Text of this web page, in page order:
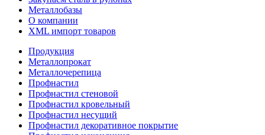
Металлобазы
О компании
XML импорт товаров
Продукция
Металлопрокат
Металлочерепица
Профнастил
Профнастил стеновой
Профнастил кровельный
Профнастил несущий
Профнастил декоративное покрытие